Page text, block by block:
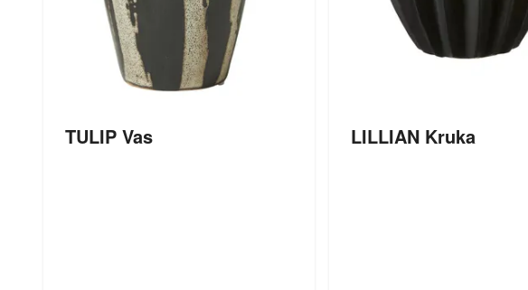
TULIP Vas LILLIAN Kruka